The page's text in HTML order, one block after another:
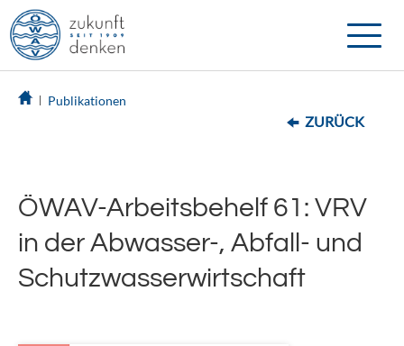
Toggle
Publikationen
ZURÜCK
ÖWAV-Arbeitsbehelf 61: VRV
in der Abwasser-, Abfall- und
Schutzwasserwirtschaft